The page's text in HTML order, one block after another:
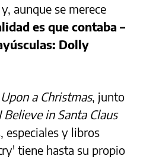
aunque se merece
es que contaba –
Dolly
a Christmas, junto
I Believe in Santa Claus
especiales y libros
tiene hasta su propio